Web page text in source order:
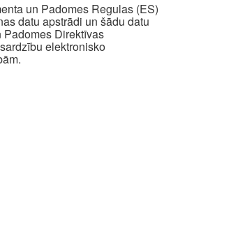
un Padomes Regulas (ES)
datu apstrādi un šādu datu
Direktīvas
elektronisko